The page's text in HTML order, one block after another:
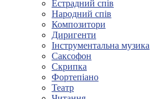
Естрадний спів
Народний спів
Композитори
Диригенти
Інструментальна музика
Саксофон
Скрипка
Фортепіано
Театр